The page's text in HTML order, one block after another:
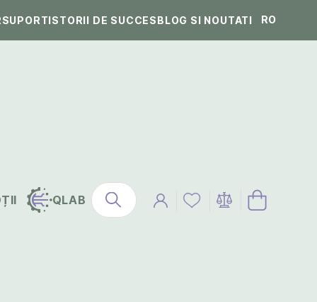
SUPORTISTORII DE SUCCESBLOG SI NOUTATI RO
QLAB